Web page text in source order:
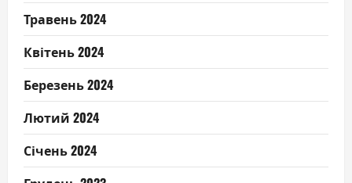
Травень 2024
Квітень 2024
Березень 2024
Лютий 2024
Січень 2024